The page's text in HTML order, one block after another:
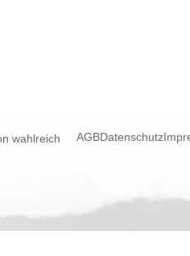
wahlreich AGBDatenschutz